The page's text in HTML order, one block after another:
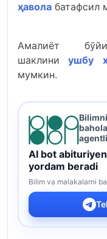
ҳавола батафсил
Амалиёт
шаклини ушбу
мумкин.
Bilimni
AI bot
yordam beradi
Bilim va malakalarni